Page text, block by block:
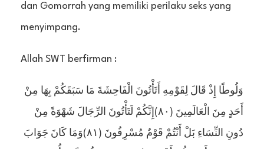
dan Gomorrah yang memiliki perilaku seks yang
menyimpang.
Allah SWT berfirman :
وَلُوطًا إِذْ قَالَ لِقَوْمِهِ أَتَأْتُونَ الْفَاحِشَةَ مَا سَبَقَكُمْ بِهَا مِنْ
أَحَدٍ مِنَ الْعَالَمِينَ (٨٠)إِنَّكُمْ لَتَأْتُونَ الرِّجَالَ شَهْوَةً مِنْ
دُونِ النِّسَاءِ بَلْ أَنْتُمْ قَوْمٌ مُسْرِفُونَ (٨١)وَمَا كَانَ جَوَابَ